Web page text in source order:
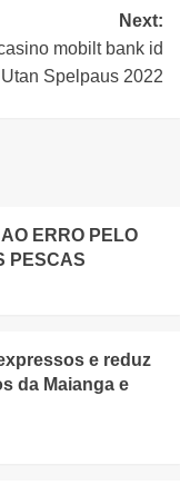
Next:
mobilt bank id
Spelpaus 2022
ERRO PELO
PESCAS
e reduz
da Maianga e